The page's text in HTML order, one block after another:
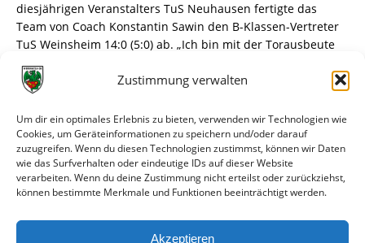
Zustimmung verwalten
Um dir ein optimales Erlebnis zu bieten, verwenden wir Technologien wie
Cookies, um Geräteinformationen zu speichern und/oder darauf
zuzugreifen. Wenn du diesen Technologien zustimmst, können wir Daten
wie das Surfverhalten oder eindeutige IDs auf dieser Website
verarbeiten. Wenn du deine Zustimmung nicht erteilst oder zurückziehst,
können bestimmte Merkmale und Funktionen beeinträchtigt werden.
Akzeptieren
diesjährigen Veranstalters TuS Neuhausen fertigte das
Team von Coach Konstantin Sawin den B-Klassen-Vertreter
TuS Weinsheim 14:0 (5:0) ab. „Ich bin mit der Torausbeute
sehr zufrieden, allerdings hatten wir uns auf dem Feld noch
andere Dinge vorgenommen, die nicht geklappt haben. Das
muss in der weiteren Vorbereitung besser werden“, sagte
Sawin nach dem Kantersieg, machte aber auch klar:
„Sicherlich muss man berücksichtigen, dass der halbe Kader
ja wieder verändert wurde.“ Überragend bei den Wormaten
war Lazar Ilic, der zehn der 14 Tore erzielte. Drei in
Durchgang eins, sieben in Halbzeit zwei. Die weiteren VfR-
Goulas.